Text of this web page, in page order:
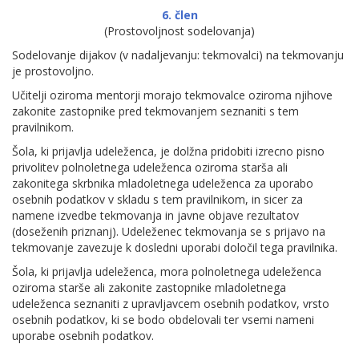
6. člen
(Prostovoljnost sodelovanja)
Sodelovanje dijakov (v nadaljevanju: tekmovalci) na tekmovanju
je prostovoljno.
Učitelji oziroma mentorji morajo tekmovalce oziroma njihove
zakonite zastopnike pred tekmovanjem seznaniti s tem
pravilnikom.
Šola, ki prijavlja udeleženca, je dolžna pridobiti izrecno pisno
privolitev polnoletnega udeleženca oziroma starša ali
zakonitega skrbnika mladoletnega udeleženca za uporabo
osebnih podatkov v skladu s tem pravilnikom, in sicer za
namene izvedbe tekmovanja in javne objave rezultatov
(doseženih priznanj). Udeleženec tekmovanja se s prijavo na
tekmovanje zavezuje k dosledni uporabi določil tega pravilnika.
Šola, ki prijavlja udeleženca, mora polnoletnega udeleženca
oziroma starše ali zakonite zastopnike mladoletnega
udeleženca seznaniti z upravljavcem osebnih podatkov, vrsto
osebnih podatkov, ki se bodo obdelovali ter vsemi nameni
uporabe osebnih podatkov.